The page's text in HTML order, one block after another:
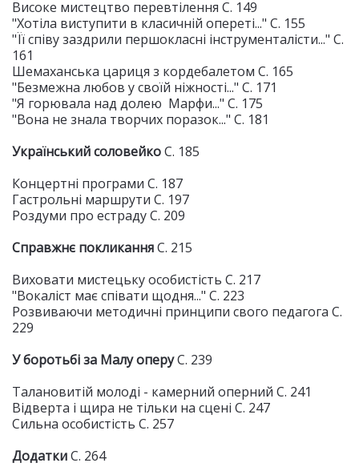
Високе мистецтво перевтілення С. 149
"Хотіла виступити в класичній опереті..." С. 155
"Її співу заздрили першокласні інструменталісти..." С.
161
Шемаханська цариця з кордебалетом С. 165
"Безмежна любов у своїй ніжності..." С. 171
"Я горювала над долею Марфи..." С. 175
"Вона не знала творчих поразок..." С. 181
Український соловейкоС. 185
Концертні програми С. 187
Гастрольні маршрути С. 197
Роздуми про естраду С. 209
Справжнє покликанняС. 215
Виховати мистецьку особистість С. 217
"Вокаліст має співати щодня..." С. 223
Розвиваючи методичні принципи свого педагога С.
229
У боротьбі за Малу оперуС. 239
Талановитій молоді - камерний оперний С. 241
Відверта і щира не тільки на сцені С. 247
Сильна особистість С. 257
ДодаткиС. 264